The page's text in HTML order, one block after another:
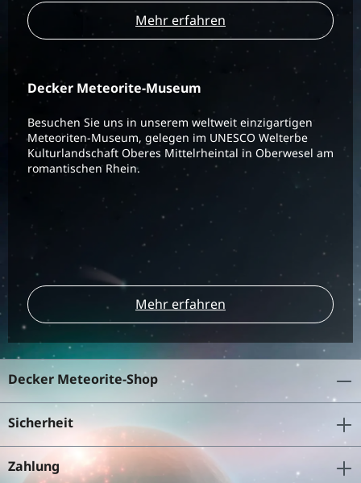
Mehr erfahren
Decker Meteorite-Museum
Besuchen Sie uns in unserem weltweit einzigartigen
Meteoriten-Museum, gelegen im UNESCO Welterbe
Kulturlandschaft Oberes Mittelrheintal in Oberwesel am
romantischen Rhein.
Mehr erfahren
Decker Meteorite-Shop
Sicherheit
Zahlung